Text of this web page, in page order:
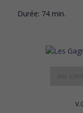
Durée: 74 min.